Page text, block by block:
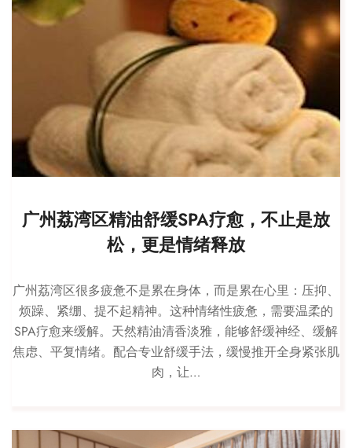
广州荔湾区精油舒缓SPA疗愈，不止是放
松，更是情绪释放
广州荔湾区很多疲惫不是累在身体，而是累在心里：压抑、
烦躁、紧绷、提不起精神。这种情绪性疲惫，需要温柔的
SPA疗愈来缓解。天然精油清香淡雅，能够舒缓神经、缓解
焦虑、平复情绪。配合专业舒缓手法，缓慢推开全身紧张肌
肉，让…